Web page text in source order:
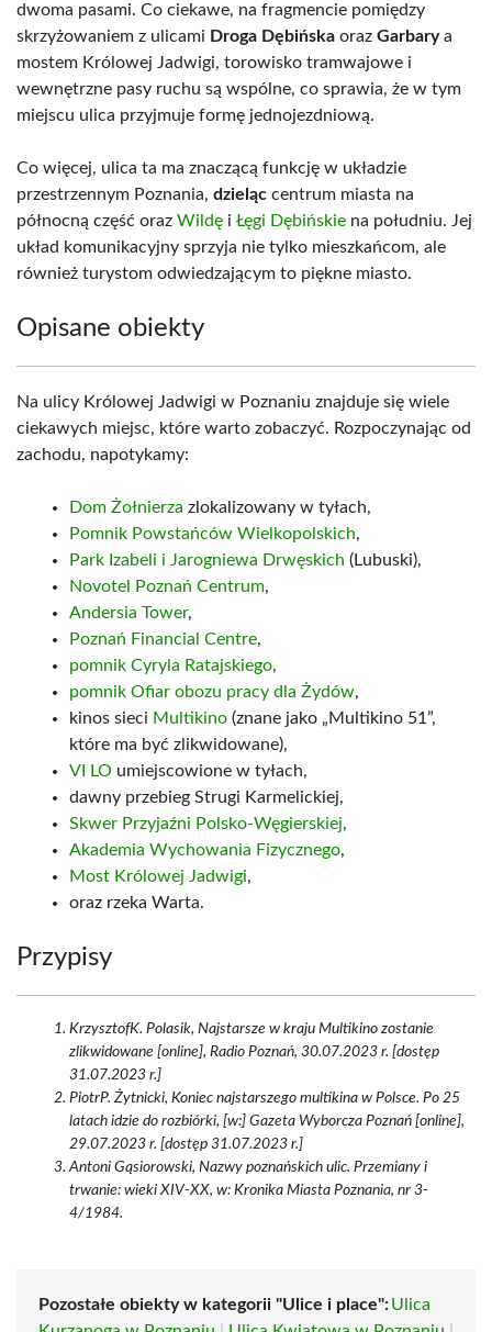
dwoma pasami. Co ciekawe, na fragmencie pomiędzy
skrzyżowaniem z ulicami Droga Dębińska oraz Garbarya
mostem Królowej Jadwigi, torowisko tramwajowe i
wewnętrzne pasy ruchu są wspólne, co sprawia, że w tym
miejscu ulica przyjmuje formę jednojezdniową.
Co więcej, ulica ta ma znaczącą funkcję w układzie
przestrzennym Poznania, dzieląc centrum miasta na
północną część oraz Wildę i Łęgi Dębińskie na południu. Jej
układ komunikacyjny sprzyja nie tylko mieszkańcom, ale
również turystom odwiedzającym to piękne miasto.
Opisane obiekty
Na ulicy Królowej Jadwigi w Poznaniu znajduje się wiele
ciekawych miejsc, które warto zobaczyć. Rozpoczynając od
zachodu, napotykamy:
Dom Żołnierza zlokalizowany w tyłach,
Pomnik Powstańców Wielkopolskich,
Park Izabeli i Jarogniewa Drwęskich (Lubuski),
Novotel Poznań Centrum,
Andersia Tower,
Poznań Financial Centre,
pomnik Cyryla Ratajskiego,
pomnik Ofiar obozu pracy dla Żydów,
kinos sieci Multikino (znane jako „Multikino 51”,
które ma być zlikwidowane),
VI LO umiejscowione w tyłach,
dawny przebieg Strugi Karmelickiej,
Skwer Przyjaźni Polsko-Węgierskiej,
Akademia Wychowania Fizycznego,
Most Królowej Jadwigi,
oraz rzeka Warta.
Przypisy
KrzysztofK. Polasik, Najstarsze w kraju Multikino zostanie
zlikwidowane [online], Radio Poznań, 30.07.2023 r. [dostęp
31.07.2023 r.]
PiotrP. Żytnicki, Koniec najstarszego multikina w Polsce. Po 25
latach idzie do rozbiórki, [w:] Gazeta Wyborcza Poznań [online],
29.07.2023 r. [dostęp 31.07.2023 r.]
Antoni Gąsiorowski, Nazwy poznańskich ulic. Przemiany i
trwanie: wieki XIV-XX, w: Kronika Miasta Poznania, nr 3-
4/1984.
Pozostałe obiekty w kategorii "Ulice i place":Ulica